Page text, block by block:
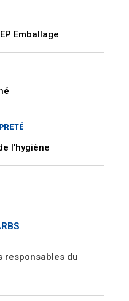
Emballage
l’hygiène
responsables du